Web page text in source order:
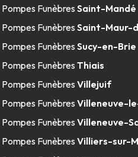
Pompes FunèbresSaint-Mandé
Pompes FunèbresSaint-Maur-
Pompes FunèbresSucy-en-Brie
Pompes FunèbresThiais
Pompes FunèbresVillejuif
Pompes FunèbresVilleneuve-
Pompes FunèbresVilleneuve-
Pompes FunèbresVilliers-sur-